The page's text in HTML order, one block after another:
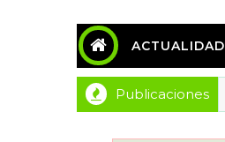
ACTUALIDAD
Publicaciones